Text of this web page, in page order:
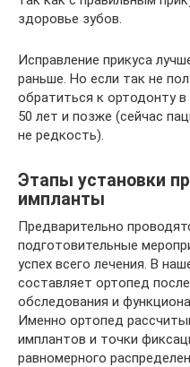
здоровье зубов.
Исправление прикуса
раньше. Но если так не
обратиться к ортодонту
50 лет и позже (сейчас
не редкость).
Этапы установки
импланты
Предварительно
подготовительные
успех всего лечения. В
составляет ортопед
обследования и
Именно ортопед
имплантов и точки
равномерного